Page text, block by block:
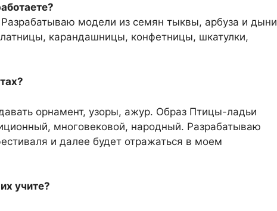
модели из семян тыквы, арбуза и дыни
карандашницы, конфетницы, шкатулки,
орнамент, узоры, ажур. Образ Птицы-ладьи
многовековой, народный. Разрабатываю
и далее будет отражаться в моем
учите?